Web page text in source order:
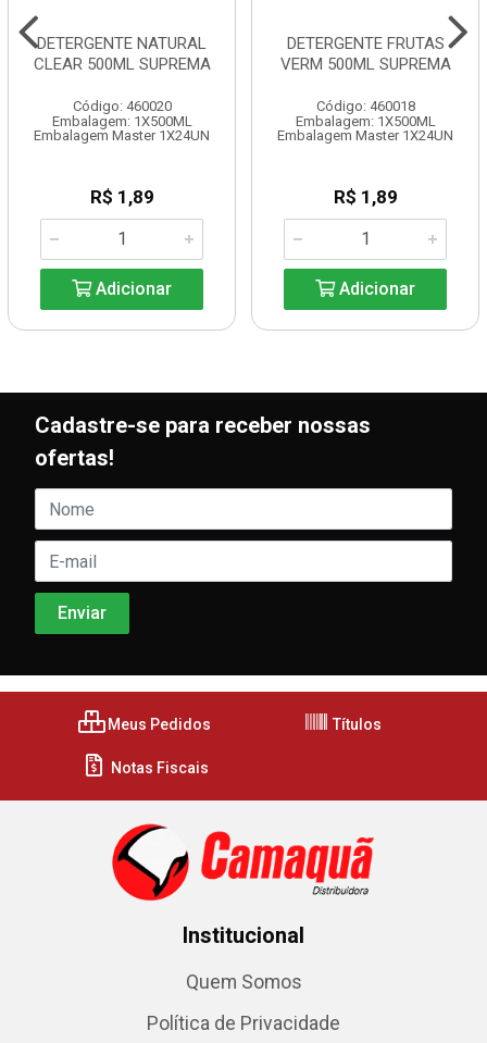
DETERGENTE NATURAL
CLEAR 500ML SUPREMA
Código: 460020
Embalagem: 1X500ML
Embalagem Master 1X24UN
R$ 1,89
Adicionar
DETERGENTE FRUTAS
VERM 500ML SUPREMA
Código: 460018
Embalagem: 1X500ML
Embalagem Master 1X24UN
R$ 1,89
Adicionar
Cadastre-se para receber nossas
ofertas!
Meus Pedidos Títulos
Notas Fiscais
Institucional
Quem Somos
Política de Privacidade